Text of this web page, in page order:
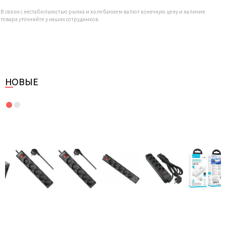
В связи с нестабильностью рынка и колебанием валют конечную цену и наличие
товара уточняйте у наших сотрудников.
НОВЫЕ